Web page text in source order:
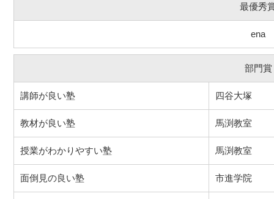
最優秀
ena
部門賞
講師が良い塾 四谷大塚
教材が良い塾 馬渕教室
授業がわかりやすい塾 馬渕教室
面倒見の良い塾 市進学院